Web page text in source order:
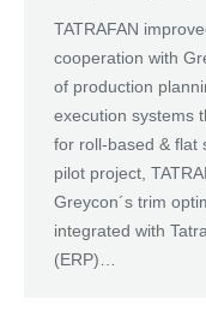
TATRAFAN
cooperation with
of production
execution systems
for roll-based & flat
pilot project,
Greycon´s trim
integrated with
(ERP)…